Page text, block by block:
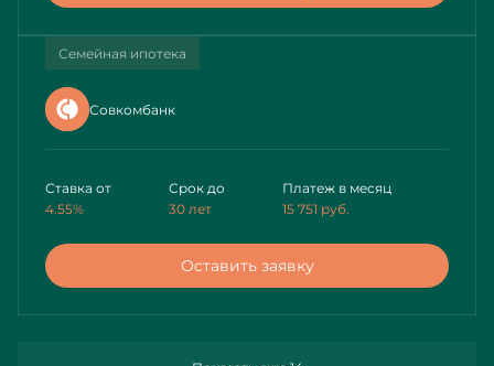
Семейная ипотека
Совкомбанк
Ставка от
4.55%
Срок до
30 лет
Платеж в месяц
15 751 руб.
Оставить заявку